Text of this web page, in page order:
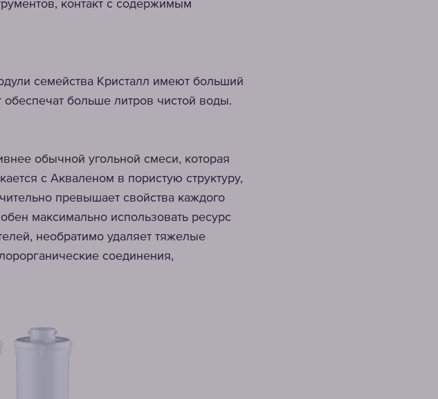
контакт с содержимым
семейства Кристалл имеют больший
больше литров чистой воды.
обычной угольной смеси, которая
с Акваленом в пористую структуру,
превышает свойства каждого
максимально использовать ресурс
необратимо удаляет тяжелые
соединения,